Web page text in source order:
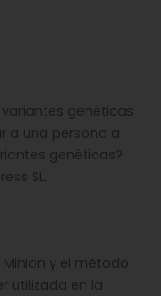
genéticas
a una persona a
genéticas?
SL.
y el método
utilizada en la